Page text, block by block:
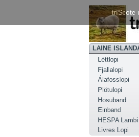
LAINE
Léttlopi
Fjallalopi
Álafosslopi
Plötulopi
Hosuband
Einband
HESPA Lambi
Livres Lopi
trIScote